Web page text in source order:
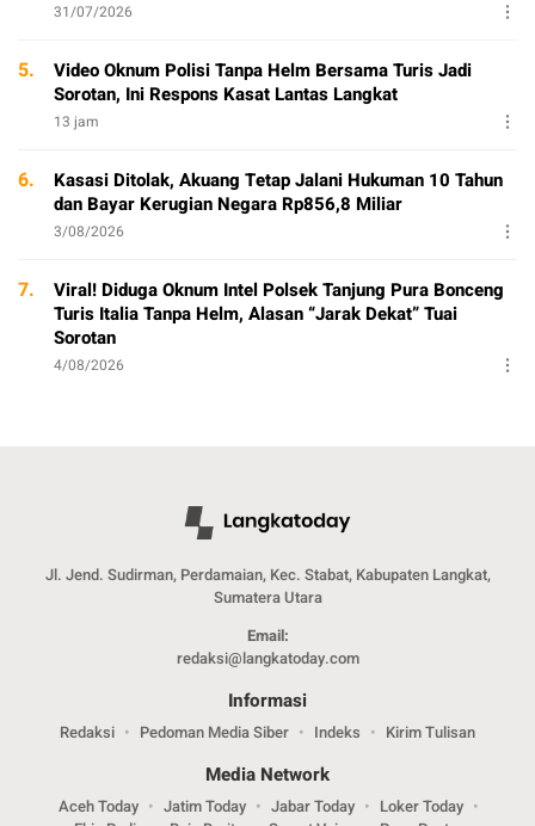
31/07/2026
5.
Video Oknum Polisi Tanpa Helm Bersama Turis Jadi
Sorotan, Ini Respons Kasat Lantas Langkat
13 jam
6.
Kasasi Ditolak, Akuang Tetap Jalani Hukuman 10 Tahun
dan Bayar Kerugian Negara Rp856,8 Miliar
3/08/2026
7.
Viral! Diduga Oknum Intel Polsek Tanjung Pura Bonceng
Turis Italia Tanpa Helm, Alasan “Jarak Dekat” Tuai
Sorotan
4/08/2026
Jl. Jend. Sudirman, Perdamaian, Kec. Stabat, Kabupaten Langkat,
Sumatera Utara
Email:
redaksi@langkatoday.com
Informasi
Redaksi Pedoman Media Siber Indeks Kirim Tulisan
Media Network
Aceh Today Jatim Today Jabar Today
Loker Today